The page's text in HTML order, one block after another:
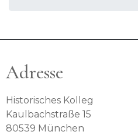
Adresse
Historisches Kolleg
Kaulbachstraße 15
80539 München